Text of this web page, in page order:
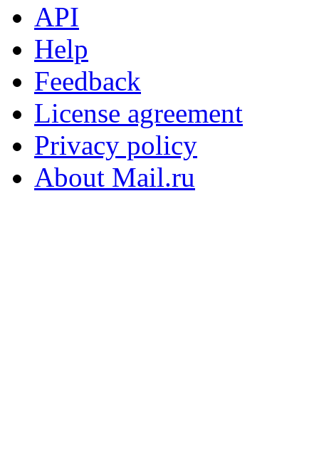
API
Help
Feedback
License agreement
Privacy policy
About Mail.ru